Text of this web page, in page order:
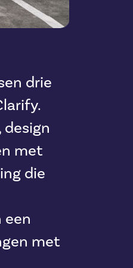
drie
met
die
een
met